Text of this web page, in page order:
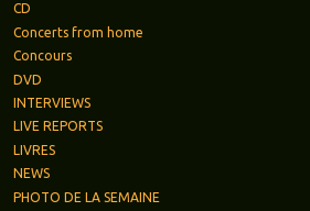
CD
Concerts from home
Concours
DVD
INTERVIEWS
LIVE REPORTS
LIVRES
NEWS
PHOTO DE LA SEMAINE